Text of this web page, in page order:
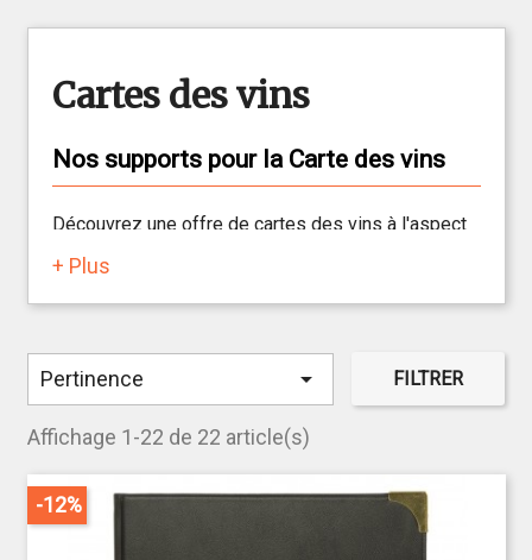
Cartes des vins
Nos supports pour la Carte des vins
Découvrez une offre de cartes des vins à l'aspect
simple et élégant. Selon vos goûts, différents
simili-cuir, en velours ou bien en liège.
ainsi opter pour des cartes des vins noires
un peu plus original, en liège. Les différents motifs
en couverture qui sont proposés, rappellent
subtilement le vin et permettent de différencier ces
cartes des menus classiques de façon discrète et
épurée. Par ailleurs, les différents motifs, coloris et
+ Plus
Pertinence  FILTRER
Affichage 1-22 de 22 article(s)
-12%